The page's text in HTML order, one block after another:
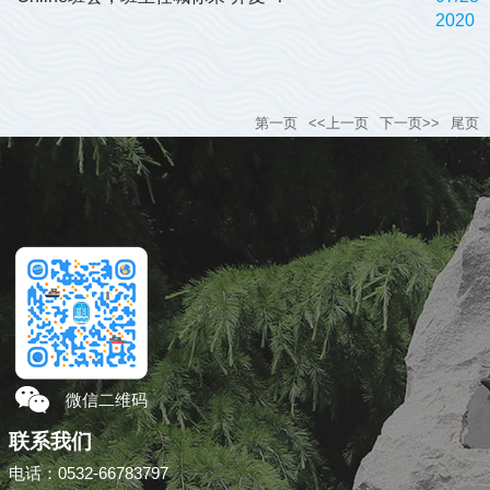
2020
第一页 <<上一页 下一页>> 尾页
微信二维码
联系我们
电话：0532-66783797